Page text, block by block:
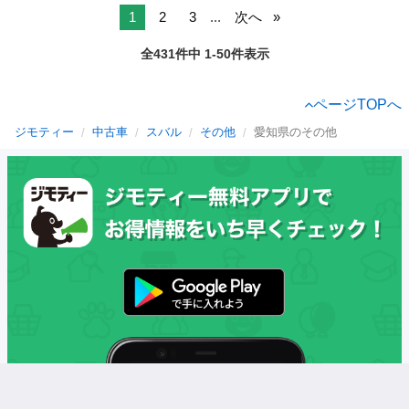
1 2 3 ... 次へ
全431件中 1-50件表示
ページTOPへ
ジモティー 中古車 スバル その他 愛知県のその他